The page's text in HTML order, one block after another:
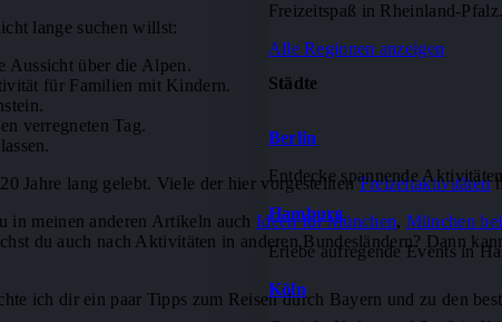
Freizeitspaß in Rheinland-Pfalz.
Alle Regionen anzeigen
Städte
Berlin
Entdecke spannende
Hamburg
Erlebe aufregende Events in
Köln
lange suchen willst:
Aussicht über die Alpen.
für Familien mit Kindern.
verregneten Tag.
Jahre lang gelebt. Viele der hier vorgestelltenFreizeitaktivitäten
in meinen anderen Artikeln auchIdeen für München, München
du auch nach Aktivitäten in anderen Bundesländern? Dann
ich dir ein paar Tipps zum Reisen durch Bayern und zu den